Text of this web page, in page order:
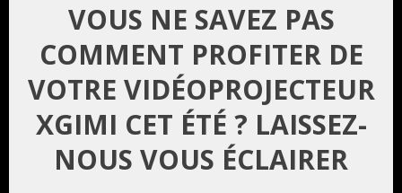
VOUS NE SAVEZ PAS
COMMENT PROFITER DE
VOTRE VIDÉOPROJECTEUR
XGIMI CET ÉTÉ ? LAISSEZ-
NOUS VOUS ÉCLAIRER